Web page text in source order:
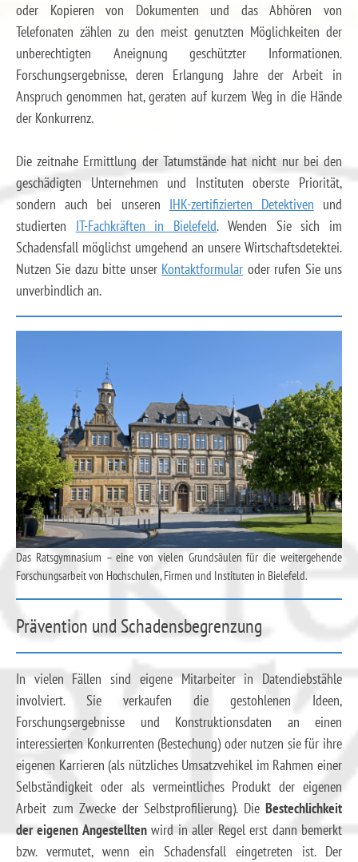
oder Kopieren von Dokumenten und das Abhören von
Telefonaten zählen zu den meist genutzten Möglichkeiten der
unberechtigten Aneignung geschützter Informationen.
Forschungsergebnisse, deren Erlangung Jahre der Arbeit in
Anspruch genommen hat, geraten auf kurzem Weg in die Hände
der Konkurrenz.
Die zeitnahe Ermittlung der Tatumstände hat nicht nur bei den
geschädigten Unternehmen und Instituten oberste Priorität,
sondern auch bei unseren IHK-zertifizierten Detektiven und
studierten IT-Fachkräften in Bielefeld. Wenden Sie sich im
Schadensfall möglichst umgehend an unsere Wirtschaftsdetektei.
Nutzen Sie dazu bitte unser Kontaktformular oder rufen Sie uns
unverbindlich an.
Das Ratsgymnasium – eine von vielen Grundsäulen für die weitergehende
Forschungsarbeit von Hochschulen, Firmen und Instituten in Bielefeld.
Prävention und Schadensbegrenzung
In vielen Fällen sind eigene Mitarbeiter in Datendiebstähle
involviert. Sie verkaufen die gestohlenen Ideen,
Forschungsergebnisse und Konstruktionsdaten an einen
interessierten Konkurrenten (Bestechung) oder nutzen sie für ihre
eigenen Karrieren (als nützliches Umsatzvehikel im Rahmen einer
Selbständigkeit oder als vermeintliches Produkt der eigenen
Arbeit zum Zwecke der Selbstprofilierung). Die Bestechlichkeit
der eigenen Angestelltenwird in aller Regel erst dann bemerkt
bzw. vermutet, wenn ein Schadensfall eingetreten ist. Der